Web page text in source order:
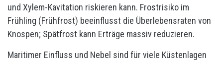
und Xylem-Kavitation riskieren kann. Frostrisiko im
Frühling (Frühfrost) beeinflusst die Überlebensraten von
Knospen; Spätfrost kann Erträge massiv reduzieren.
Maritimer Einfluss und Nebel sind für viele Küstenlagen